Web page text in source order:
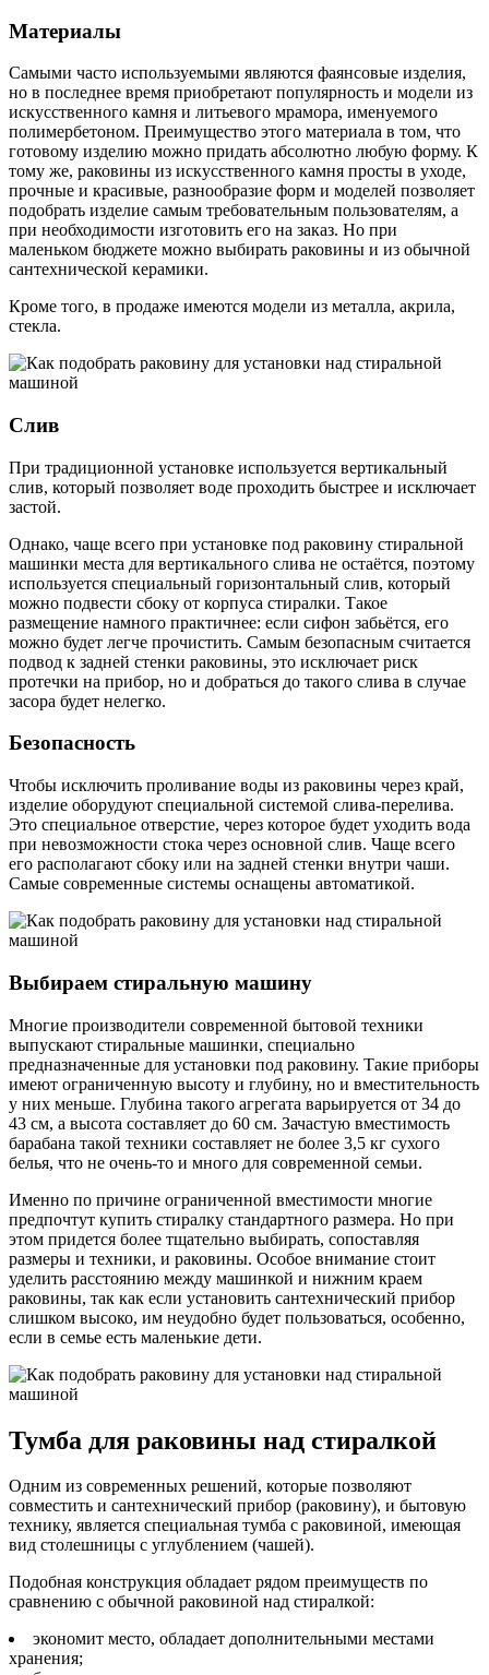
Материалы
Самыми часто используемыми являются фаянсовые изделия,
но в последнее время приобретают популярность и модели из
искусственного камня и литьевого мрамора, именуемого
полимербетоном. Преимущество этого материала в том, что
готовому изделию можно придать абсолютно любую форму. К
тому же, раковины из искусственного камня просты в уходе,
прочные и красивые, разнообразие форм и моделей позволяет
подобрать изделие самым требовательным пользователям, а
при необходимости изготовить его на заказ. Но при
маленьком бюджете можно выбирать раковины и из обычной
сантехнической керамики.
Кроме того, в продаже имеются модели из металла, акрила,
стекла.
Слив
При традиционной установке используется вертикальный
слив, который позволяет воде проходить быстрее и исключает
застой.
Однако, чаще всего при установке под раковину стиральной
машинки места для вертикального слива не остаётся, поэтому
используется специальный горизонтальный слив, который
можно подвести сбоку от корпуса стиралки. Такое
размещение намного практичнее: если сифон забьётся, его
можно будет легче прочистить. Самым безопасным считается
подвод к задней стенки раковины, это исключает риск
протечки на прибор, но и добраться до такого слива в случае
засора будет нелегко.
Безопасность
Чтобы исключить проливание воды из раковины через край,
изделие оборудуют специальной системой слива-перелива.
Это специальное отверстие, через которое будет уходить вода
при невозможности стока через основной слив. Чаще всего
его располагают сбоку или на задней стенки внутри чаши.
Самые современные системы оснащены автоматикой.
Выбираем стиральную машину
Многие производители современной бытовой техники
выпускают стиральные машинки, специально
предназначенные для установки под раковину. Такие приборы
имеют ограниченную высоту и глубину, но и вместительность
у них меньше. Глубина такого агрегата варьируется от 34 до
43 см, а высота составляет до 60 см. Зачастую вместимость
барабана такой техники составляет не более 3,5 кг сухого
белья, что не очень-то и много для современной семьи.
Именно по причине ограниченной вместимости многие
предпочтут купить стиралку стандартного размера. Но при
этом придется более тщательно выбирать, сопоставляя
размеры и техники, и раковины. Особое внимание стоит
уделить расстоянию между машинкой и нижним краем
раковины, так как если установить сантехнический прибор
слишком высоко, им неудобно будет пользоваться, особенно,
если в семье есть маленькие дети.
Тумба для раковины над стиралкой
Одним из современных решений, которые позволяют
совместить и сантехнический прибор (раковину), и бытовую
технику, является специальная тумба с раковиной, имеющая
вид столешницы с углублением (чашей).
Подобная конструкция обладает рядом преимуществ по
сравнению с обычной раковиной над стиралкой:
экономит место, обладает дополнительными местами
хранения;